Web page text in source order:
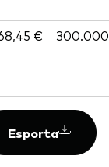
€ 300.000
Esporta